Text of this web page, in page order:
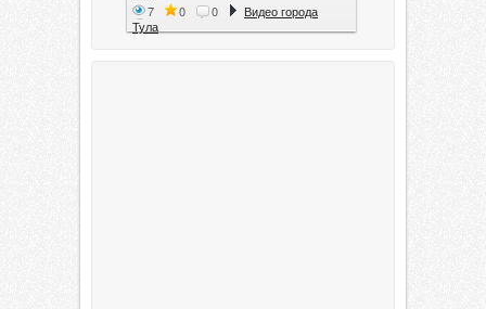
7 0 0
Видео города
Тула